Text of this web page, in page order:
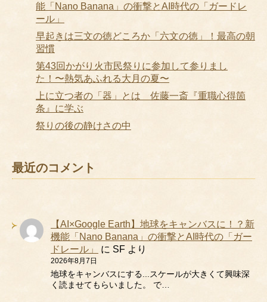
能「Nano Banana」の衝撃とAI時代の「ガードレ
ール」
早起きは三文の徳どころか「六文の徳」！最高の朝
習慣
第43回かがり火市民祭りに参加して参りまし
た！〜熱気あふれる大月の夏〜
上に立つ者の「器」とは 佐藤一斎『重職心得箇
条』に学ぶ
祭りの後の静けさの中
最近のコメント
【AI×Google Earth】地球をキャンバスに！？新
機能「Nano Banana」の衝撃とAI時代の「ガー
ドレール」
に SF より
2026年8月7日
地球をキャンバスにする...スケールが大きくて興味深
く読ませてもらいました。 で…